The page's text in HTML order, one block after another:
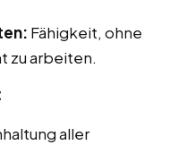
Fähigkeit, ohne
zu arbeiten.
aller